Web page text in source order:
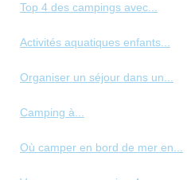
Top 4 des campings avec...
Activités aquatiques enfants...
Organiser un séjour dans un...
Camping à...
Où camper en bord de mer en...